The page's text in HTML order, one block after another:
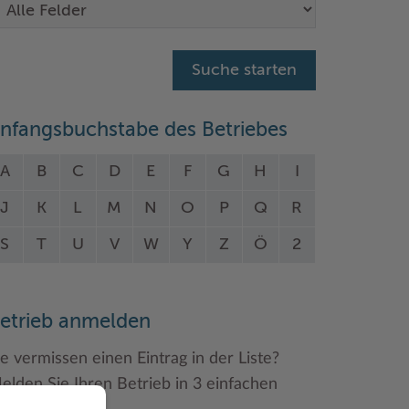
des Betriebes
A B C D E F G H
J K L M N O P Q R
S T U V W Y Z Ö 2
anmelden
vermissen einen Eintrag in der Liste?
Sie Ihren Betrieb in 3 einfachen